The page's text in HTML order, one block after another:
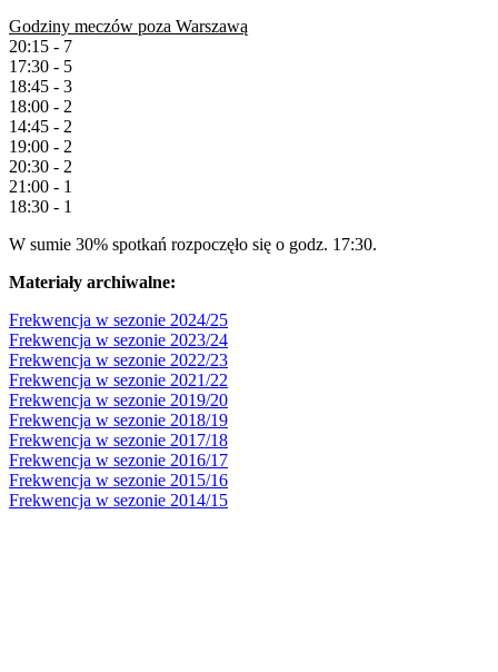
Godziny meczów poza Warszawą
20:15 - 7
17:30 - 5
18:45 - 3
18:00 - 2
14:45 - 2
19:00 - 2
20:30 - 2
21:00 - 1
18:30 - 1
W sumie 30% spotkań rozpoczęło się o godz. 17:30.
Materiały archiwalne:
Frekwencja w sezonie 2024/25
Frekwencja w sezonie 2023/24
Frekwencja w sezonie 2022/23
Frekwencja w sezonie 2021/22
Frekwencja w sezonie 2019/20
Frekwencja w sezonie 2018/19
Frekwencja w sezonie 2017/18
Frekwencja w sezonie 2016/17
Frekwencja w sezonie 2015/16
Frekwencja w sezonie 2014/15